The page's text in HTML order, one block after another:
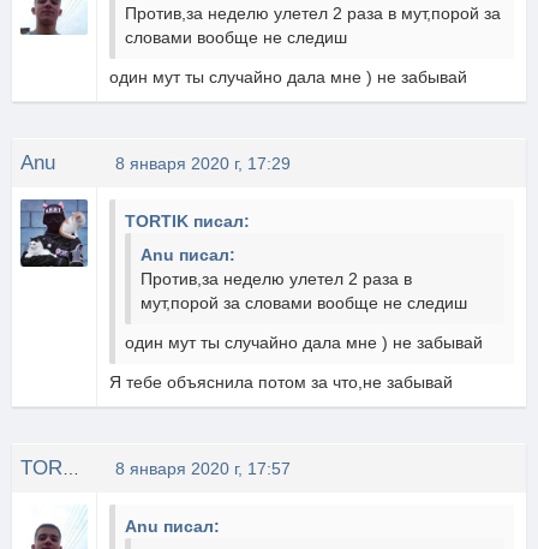
Против,за неделю улетел 2 раза в мут,порой за
словами вообще не следиш
один мут ты случайно дала мне ) не забывай
Anu 8 января 2020 г, 17:29
TORTIK писал:
Anu писал:
Против,за неделю улетел 2 раза в
мут,порой за словами вообще не следиш
один мут ты случайно дала мне ) не забывай
Я тебе объяснила потом за что,не забывай
8 января 2020 г, 17:57
Anu писал: